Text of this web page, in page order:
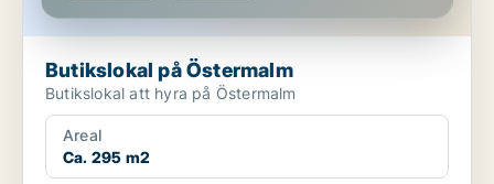
Butikslokal på Östermalm
Butikslokal att hyra på Östermalm
Areal
Ca. 295 m2